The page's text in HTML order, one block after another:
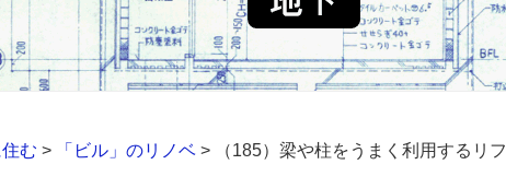
む > 「ビル」のリノベ >
（185）梁や柱をうまく利用するリフ